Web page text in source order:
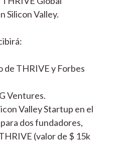
Silicon Valley.
de THRIVE y Forbes
Ventures.
Valley Startup en el
dos fundadores,
(valor de $ 15k